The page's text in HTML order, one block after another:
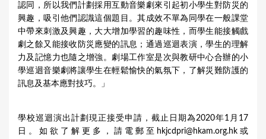
認同，所以我們計劃採用互動音樂劇來引起初小學生對防災的
興趣，吸引他們認識這個題目。其成效不單為同學在一般課堂
中帶來刺激及興趣，大大增加學習的趣味性，而學生能接觸戲
劇之餘又能接收防災應變的訊息；通過巡迴表演，學生的理解
力及記憶力也隨之增強。劇場工作室是次與教研中心合辦的小
學巡迴音樂劇將讓學生在輕鬆愉快的氣氛下，了解災難防護的
訊息及基本應對技巧。」
學校巡迴演出計劃現正接受申請，截止日期為2020年1月17
日。如欲了解更多，請電郵至 hkjcdpri@hkam.org.hk 或